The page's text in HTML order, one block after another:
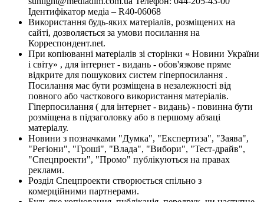
Ідентифікатор медіа – R40-06068
Використання будь-яких матеріалів, розміщених на
сайті, дозволяється за умови посилання на
Корреспондент.net.
При копіюванні матеріалів зі сторінки « Новини України
і світу» , для інтернет - видань - обов'язкове пряме
відкрите для пошукових систем гіперпосилання .
Посилання має бути розміщена в незалежності від
повного або часткового використання матеріалів.
Гіперпосилання ( для інтернет - видань) - повинна бути
розміщена в підзаголовку або в першому абзаці
матеріалу.
Новини з позначками "Думка", "Експертиза", "Заява",
"Регіони", "Гроші", "Влада", "Вибори", "Тест-драйв",
"Спецпроекти", "Промо" публікуються на правах
реклами.
Розділ Спецпроекти створюється спільно з
комерційними партнерами.